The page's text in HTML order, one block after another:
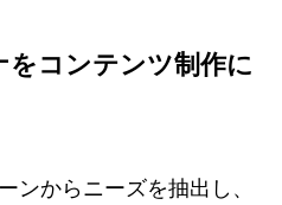
コンテンツ制作に
ンからニーズを抽出し、